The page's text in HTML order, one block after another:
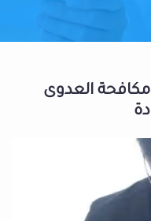
العدوى